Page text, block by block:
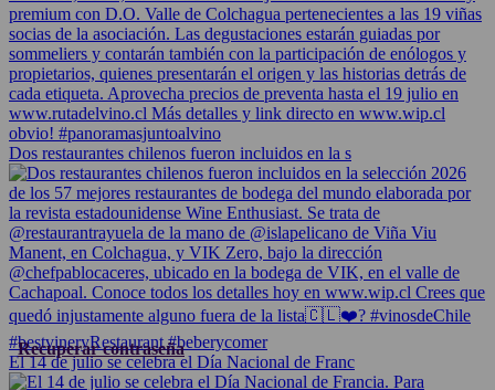
Dos restaurantes chilenos fueron incluidos en la s
El 14 de julio se celebra el Día Nacional de Franc
Recuperar contraseña